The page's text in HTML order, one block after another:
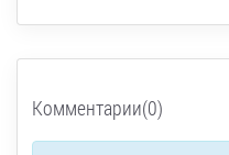
Комментарии(0)